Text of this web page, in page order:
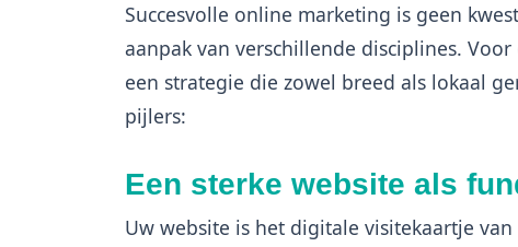
Succesvolle online marketing is geen
aanpak van verschillende disciplines.
een strategie die zowel breed als lokaal
pijlers:
Een sterke website als
Uw website is het digitale visitekaartje